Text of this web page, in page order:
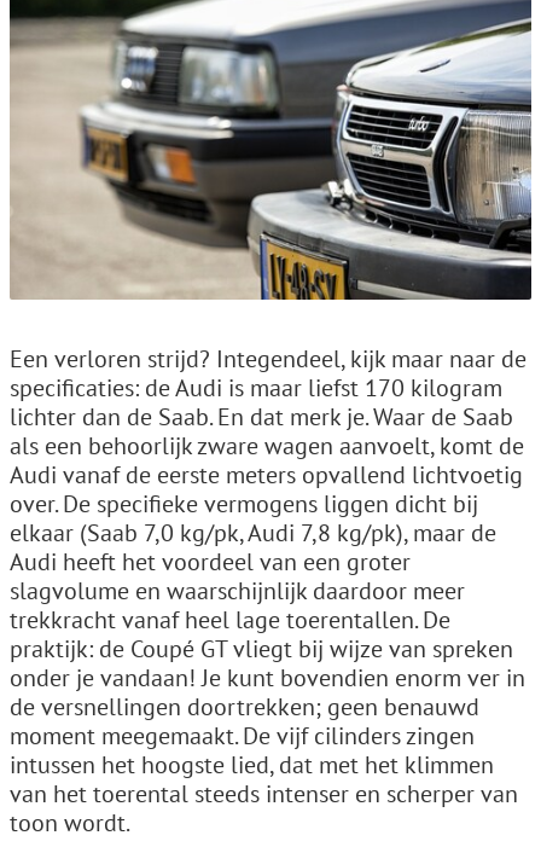
Een verloren strijd? Integendeel, kijk maar naar de
specificaties: de Audi is maar liefst 170 kilogram
lichter dan de Saab. En dat merk je. Waar de Saab
als een behoorlijk zware wagen aanvoelt, komt de
Audi vanaf de eerste meters opvallend lichtvoetig
over. De specifieke vermogens liggen dicht bij
elkaar (Saab 7,0 kg/pk, Audi 7,8 kg/pk), maar de
Audi heeft het voordeel van een groter
slagvolume en waarschijnlijk daardoor meer
trekkracht vanaf heel lage toerentallen. De
praktijk: de Coupé GT vliegt bij wijze van spreken
onder je vandaan! Je kunt bovendien enorm ver in
de versnellingen doortrekken; geen benauwd
moment meegemaakt. De vijf cilinders zingen
intussen het hoogste lied, dat met het klimmen
van het toerental steeds intenser en scherper van
toon wordt.